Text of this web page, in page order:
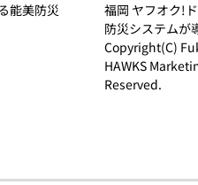
能美防災
福岡 ヤフオク!
防災システムが
Copyright(C)
HAWKS
Reserved.